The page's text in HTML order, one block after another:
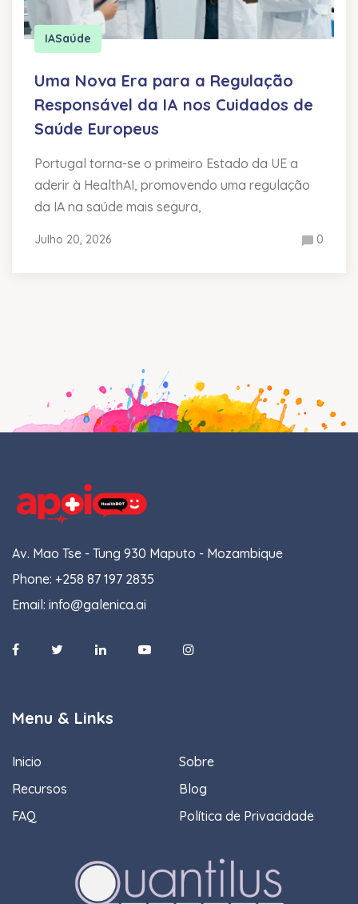
IASaúde
Uma Nova Era para a Regulação
Responsável da IA nos Cuidados de
Saúde Europeus
Portugal torna-se o primeiro Estado da UE a
aderir à HealthAI, promovendo uma regulação
da IA na saúde mais segura,
Julho 20, 2026 0
Av. Mao Tse - Tung 930 Maputo - Mozambique
Phone: +258 87 197 2835
Email: info@galenica.ai
Menu & Links
Inicio
Sobre
Recursos
Blog
FAQ
Política de Privacidade